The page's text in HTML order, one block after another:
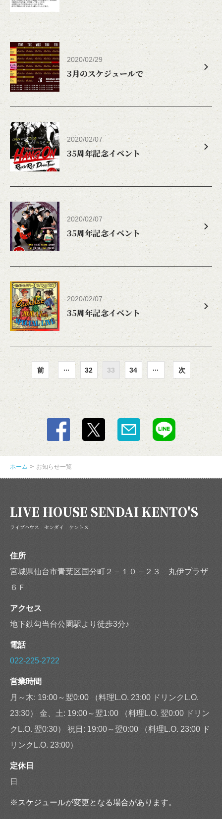
2020/02/29
3月のスケジュールで
2020/02/07
35周年記念イベント
2020/02/07
35周年記念イベント
2020/02/07
35周年記念イベント
前 ... 32 33 34 ... 次
ホーム お知らせ一覧
LIVE HOUSE SENDAI KENTO'S
ライブハウス センダイ ケントス
住所
宮城県仙台市青葉区国分町２－１０－２３ 丸伊プラザ
６Ｆ
アクセス
地下鉄勾当台公園駅より徒歩3分♪
電話
022-225-2722
営業時間
月～木: 19:00～翌0:00 （料理L.O. 23:00 ドリンクL.O.
23:30） 金、土: 19:00～翌1:00 （料理L.O. 翌0:00 ドリン
クL.O. 翌0:30） 祝日: 19:00～翌0:00 （料理L.O. 23:00 ド
リンクL.O. 23:00）
定休日
日
※スケジュールが変更となる場合があります。
この店舗情報をシェアする
お知らせ | LIVE HOUSE SENDAI KENTO'S
宮城県仙台市青葉区国分町２－１０－２３ 丸伊プラザ６Ｆ
https://kentos-sendai.owst.jp/blogs
お店情報をコピー
閉じる